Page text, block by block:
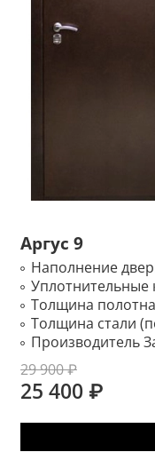
Аргус 9
Наполнение
Уплотнительные
Толщина
Толщина стали
Производитель
29 900 ₽
25 400 ₽